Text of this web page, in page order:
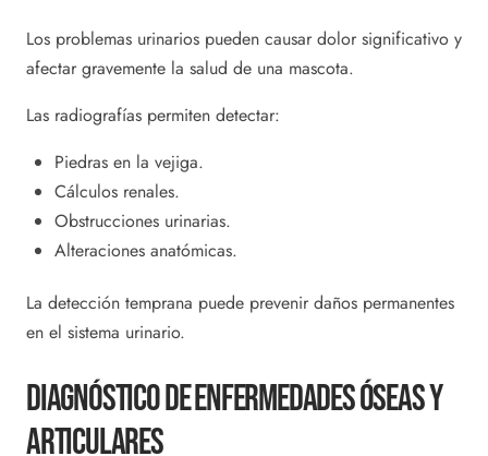
Los problemas urinarios pueden causar dolor significativo y
afectar gravemente la salud de una mascota.
Las radiografías permiten detectar:
Piedras en la vejiga.
Cálculos renales.
Obstrucciones urinarias.
Alteraciones anatómicas.
La detección temprana puede prevenir daños permanentes
en el sistema urinario.
Diagnóstico De Enfermedades Óseas Y
Articulares